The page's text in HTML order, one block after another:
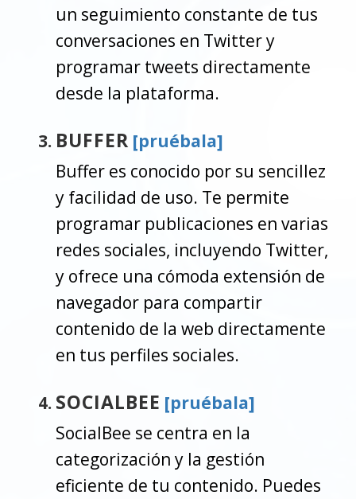
un seguimiento constante de tus
conversaciones en Twitter y
programar tweets directamente
desde la plataforma.
BUFFER [pruébala]
Buffer es conocido por su sencillez
y facilidad de uso. Te permite
programar publicaciones en varias
redes sociales, incluyendo Twitter,
y ofrece una cómoda extensión de
navegador para compartir
contenido de la web directamente
en tus perfiles sociales.
SOCIALBEE [pruébala]
SocialBee se centra en la
categorización y la gestión
eficiente de tu contenido. Puedes